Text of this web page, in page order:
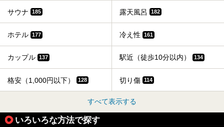
サウナ 185 露天風呂 182
ホテル 177 冷え性 161
カップル 137 駅近（徒歩10分以内） 134
格安（1,000円以下） 128 切り傷 114
すべて表示する
いろいろな方法で探す